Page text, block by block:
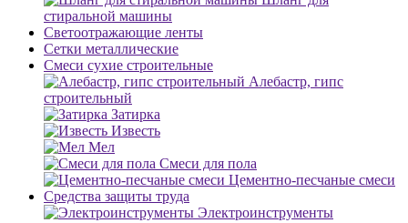
стиральной машины
Светоотражающие ленты
Сетки металлические
Смеси сухие строительные
Алебастр, гипс
строительный
Затирка
Известь
Мел
Смеси для пола
Цементно-песчаные смеси
Средства защиты труда
Электроинструменты